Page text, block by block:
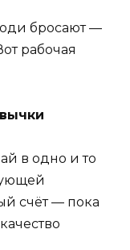
бросают —
рабочая
в одно и то
счёт — пока